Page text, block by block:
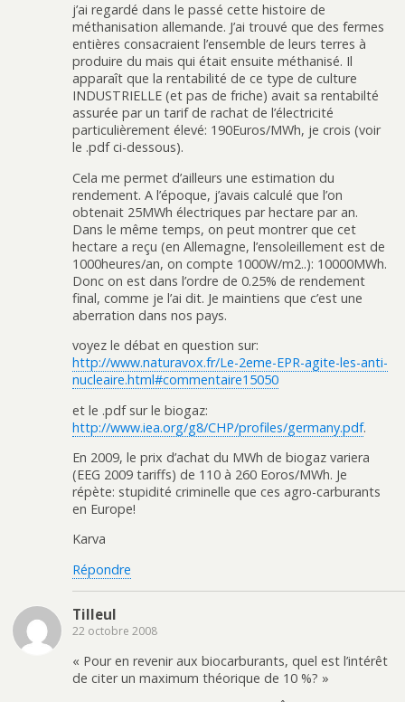
j’ai regardé dans le passé cette histoire de
méthanisation allemande. J’ai trouvé que des fermes
entières consacraient l’ensemble de leurs terres à
produire du mais qui était ensuite méthanisé. Il
apparaît que la rentabilité de ce type de culture
INDUSTRIELLE (et pas de friche) avait sa rentabilté
assurée par un tarif de rachat de l’électricité
particulièrement élevé: 190Euros/MWh, je crois (voir
le .pdf ci-dessous).
Cela me permet d’ailleurs une estimation du
rendement. A l’époque, j’avais calculé que l’on
obtenait 25MWh électriques par hectare par an.
Dans le même temps, on peut montrer que cet
hectare a reçu (en Allemagne, l’ensoleillement est de
1000heures/an, on compte 1000W/m2..): 10000MWh.
Donc on est dans l’ordre de 0.25% de rendement
final, comme je l’ai dit. Je maintiens que c’est une
aberration dans nos pays.
voyez le débat en question sur:
http://www.naturavox.fr/Le-2eme-EPR-agite-les-anti-
nucleaire.html#commentaire15050
et le .pdf sur le biogaz:
http://www.iea.org/g8/CHP/profiles/germany.pdf.
En 2009, le prix d’achat du MWh de biogaz variera
(EEG 2009 tariffs) de 110 à 260 Eoros/MWh. Je
répète: stupidité criminelle que ces agro-carburants
en Europe!
Karva
Répondre
Tilleul
22 octobre 2008
« Pour en revenir aux biocarburants, quel est l’intérêt
de citer un maximum théorique de 10 %? »